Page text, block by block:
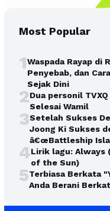
Most Popular
1Waspada Rayap di
Penyebab, dan
Sejak Dini
2Dua personil
Selesai Wamil
3Setelah Sukses
Joong Ki Sukses
â€œBattleship
4Lirik lagu: Always
of the Sun)
5Terbiasa Berkata
Anda Berani